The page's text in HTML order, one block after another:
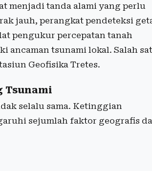
menjadi tanda alami yang perlu
jauh, perangkat pendeteksi
pengukur percepatan tanah
ancaman tsunami lokal. Salah
Geofisika Tretes.
Tsunami
selalu sama. Ketinggian
sejumlah faktor geografis